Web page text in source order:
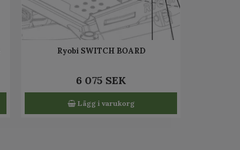
Ryobi SWITCH BOARD
6 075 SEK
Lägg i varukorg